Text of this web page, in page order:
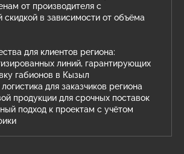
от производителя с
скидкой в зависимости от объёма
для клиентов региона:
линий, гарантирующих
габионов в Кызыл
для заказчиков региона
продукции для срочных поставок
подход к проектам с учётом